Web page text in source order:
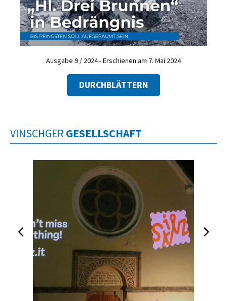
Ausgabe 9 / 2024 - Erschienen am 7. Mai 2024
DURCHBLÄTTERN
VINSCHGER GESELLSCHAFT